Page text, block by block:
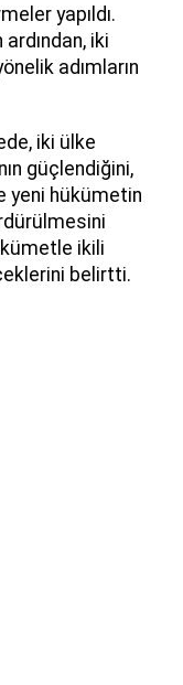
yapıldı.
iki
adımların
iki ülke
güçlendiğini,
yeni hükümetin
ikili
belirtti.